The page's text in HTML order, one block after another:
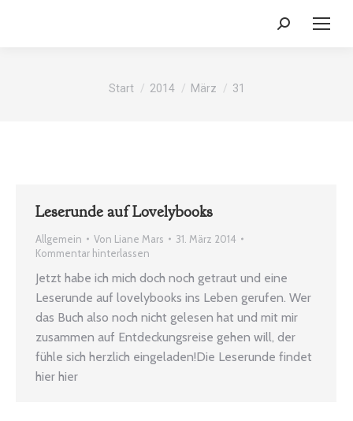
Search:
Sie befinden sich hier:
Start 2014 März 31
Leserunde auf Lovelybooks
Allgemein Von Liane Mars
31. März 2014
Kommentar hinterlassen
Jetzt habe ich mich doch noch getraut und eine
Leserunde auf lovelybooks ins Leben gerufen. Wer
das Buch also noch nicht gelesen hat und mit mir
zusammen auf Entdeckungsreise gehen will, der
fühle sich herzlich eingeladen!Die Leserunde findet
hier hier